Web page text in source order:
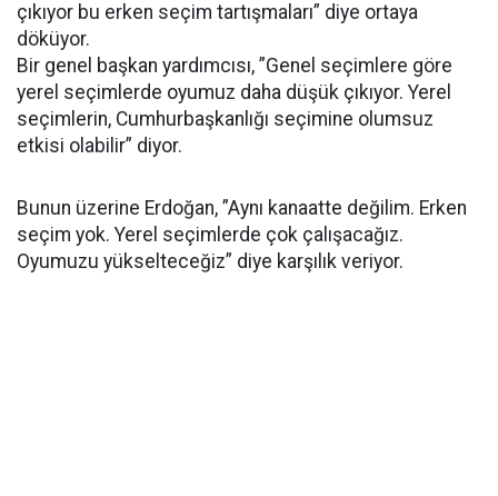
çıkıyor bu erken seçim tartışmaları” diye ortaya
döküyor.
Bir genel başkan yardımcısı, ”Genel seçimlere göre
yerel seçimlerde oyumuz daha düşük çıkıyor. Yerel
seçimlerin, Cumhurbaşkanlığı seçimine olumsuz
etkisi olabilir” diyor.
Bunun üzerine Erdoğan, ”Aynı kanaatte değilim. Erken
seçim yok. Yerel seçimlerde çok çalışacağız.
Oyumuzu yükselteceğiz” diye karşılık veriyor.